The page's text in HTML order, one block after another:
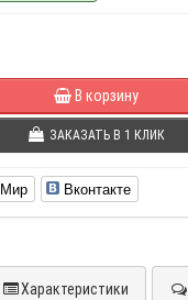
В корзину
ЗАКАЗАТЬ В 1 КЛИК
Вконтакте
Характеристики